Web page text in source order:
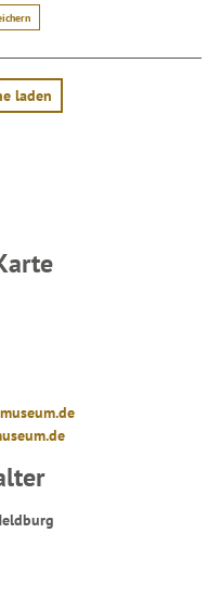
laden